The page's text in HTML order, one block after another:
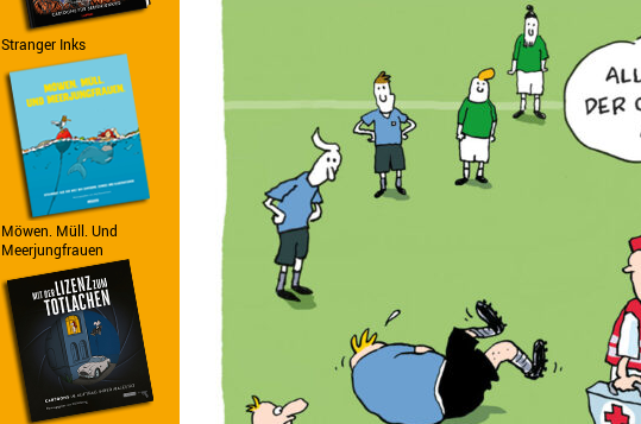
Stranger Inks
Möwen. Müll. Und
Meerjungfrauen